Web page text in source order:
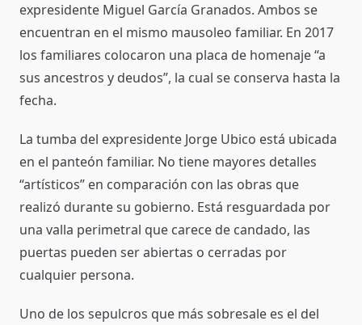
expresidente Miguel García Granados. Ambos se
encuentran en el mismo mausoleo familiar. En 2017
los familiares colocaron una placa de homenaje “a
sus ancestros y deudos”, la cual se conserva hasta la
fecha.
La tumba del expresidente Jorge Ubico está ubicada
en el panteón familiar. No tiene mayores detalles
“artísticos” en comparación con las obras que
realizó durante su gobierno. Está resguardada por
una valla perimetral que carece de candado, las
puertas pueden ser abiertas o cerradas por
cualquier persona.
Uno de los sepulcros que más sobresale es el del